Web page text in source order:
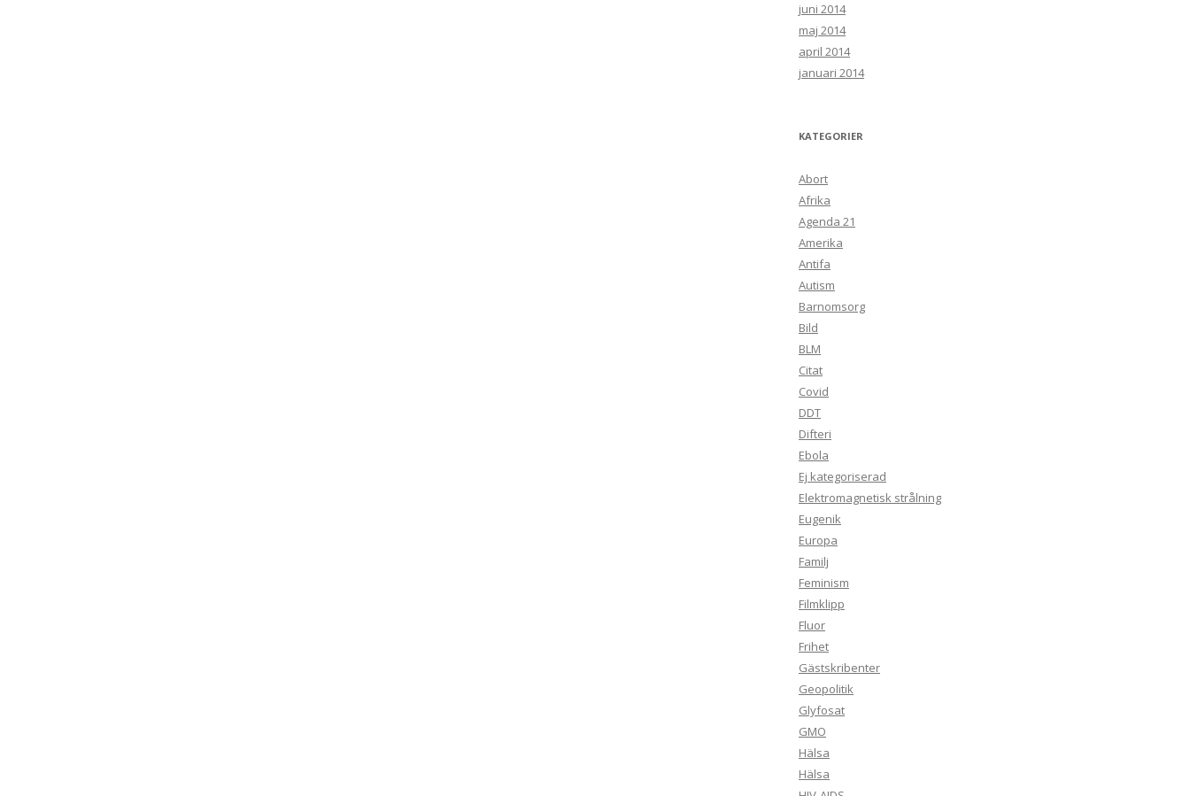
juni 2014
maj 2014
april 2014
januari 2014
KATEGORIER
Abort
Afrika
Agenda 21
Amerika
Antifa
Autism
Barnomsorg
Bild
BLM
Citat
Covid
DDT
Difteri
Ebola
Ej kategoriserad
Elektromagnetisk strålning
Eugenik
Europa
Familj
Feminism
Filmklipp
Fluor
Frihet
Gästskribenter
Geopolitik
Glyfosat
GMO
Hälsa
Hälsa